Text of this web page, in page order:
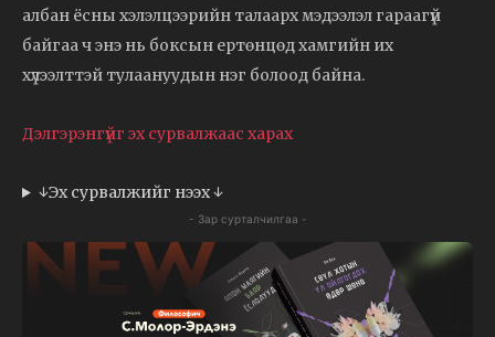
албан ёсны хэлэлцээрийн талаарх мэдээлэл гараагүй
байгаа ч энэ нь боксын ертөнцөд хамгийн их
хүлээлттэй тулаануудын нэг болоод байна.
Дэлгэрэнгүйг эх сурвалжаас харах
↓Эх сурвалжийг нээх ↓
- Зар сурталчилгаа -